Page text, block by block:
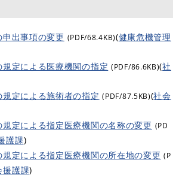
出事項の変更 (PDF/68.4KB)(健康危機管理
定による医療機関の指定 (PDF/86.6KB)(社
定による施術者の指定 (PDF/87.5KB)(社会
定による指定医療機関の名称の変更 (PD
護課)
定による指定医療機関の所在地の変更 (P
援護課)